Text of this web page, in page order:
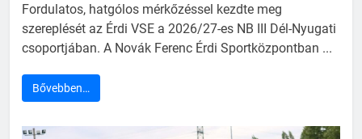
Fordulatos, hatgólos mérkőzéssel kezdte meg
szereplését az Érdi VSE a 2026/27-es NB III Dél-Nyugati
csoportjában. A Novák Ferenc Érdi Sportközpontban ...
Bővebben…